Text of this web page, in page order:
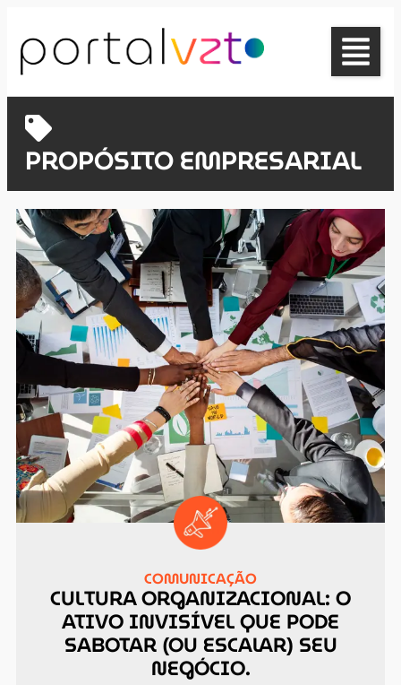
PROPÓSITO EMPRESARIAL
COMUNICAÇÃO
CULTURA ORGANIZACIONAL: O
ATIVO INVISÍVEL QUE PODE
SABOTAR (OU ESCALAR) SEU
NEGÓCIO.